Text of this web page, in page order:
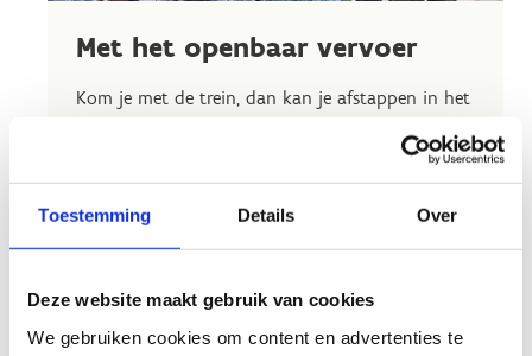
Toestemming Details Over
Deze website maakt gebruik van cookies
We gebruiken cookies om content en advertenties te
Met het openbaar vervoer
Kom je met de trein, dan kan je afstappen in het
minuten stappen naar ons sportcentrum. Aan
het station kan je ook een taxi of bus nemen.
Vanuit het station kan je bus nummer 3 naar
nog een 5-tal minuten wandelen naar het